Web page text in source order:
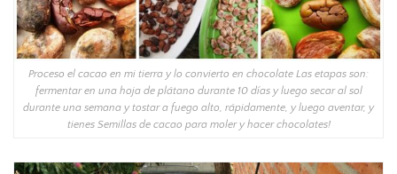
Proceso el cacao en mi tierra y lo convierto en chocolate Las etapas son:
fermentar en una hoja de plátano durante 10 días y luego secar al sol
durante una semana y tostar a fuego alto, rápidamente, y luego aventar, y
tienes Semillas de cacao para moler y hacer chocolates!